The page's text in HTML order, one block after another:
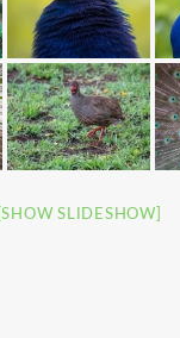
[SHOW SLIDESHOW]